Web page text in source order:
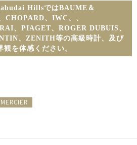
HillsではBAUME＆
CHOPARD、IWC、 、
、PIAGET、ROGER DUBUIS、
、ZENITH等の高級時計、及び
を体感ください。